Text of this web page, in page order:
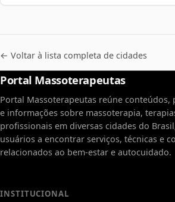
← Voltar à lista completa de cidades
Portal Massoterapeutas
Portal Massoterapeutas reúne conteúdos,
e informações sobre massoterapia,
profissionais em diversas cidades do
usuários a encontrar serviços, técnicas e
relacionados ao bem-estar e autocuidado.
INSTITUCIONAL